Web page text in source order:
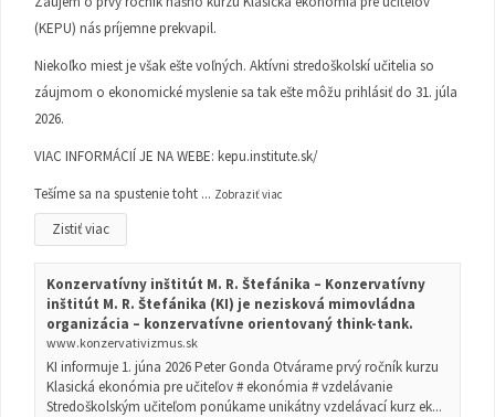
(KEPU) nás príjemne prekvapil.
Niekoľko miest je však ešte voľných. Aktívni stredoškolskí učitelia so
záujmom o ekonomické myslenie sa tak ešte môžu prihlásiť do 31. júla
2026.
VIAC INFORMÁCIÍ JE NA WEBE: kepu.institute.sk/
Tešíme sa na spustenie toht ... Zobraziť viac
Zistiť viac
Konzervatívny inštitút M. R. Štefánika – Konzervatívny
inštitút M. R. Štefánika (KI) je nezisková mimovládna
organizácia – konzervatívne orientovaný think-tank.
www.konzervativizmus.sk
KI informuje 1. júna 2026 Peter Gonda Otvárame prvý ročník kurzu
Klasická ekonómia pre učiteľov # ekonómia # vzdelávanie
Stredoškolským učiteľom ponúkame unikátny vzdelávací kurz ek...